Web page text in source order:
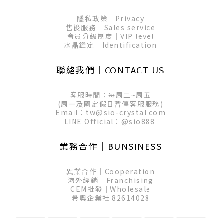
隱私政策│Privacy
售後服務│Sales service
會員分級制度│VIP level
水晶鑑定│Identification
聯絡我們│CONTACT US
客服時間：每周二~周五
(周一及國定假日暫停客服服務)
Email：tw@sio-crystal.com
LINE Official： @sio888
業務合作│BUNSINESS
異業合作│Cooperation
海外經銷│Franchising
OEM批發│Wholesale
希奧企業社 82614028